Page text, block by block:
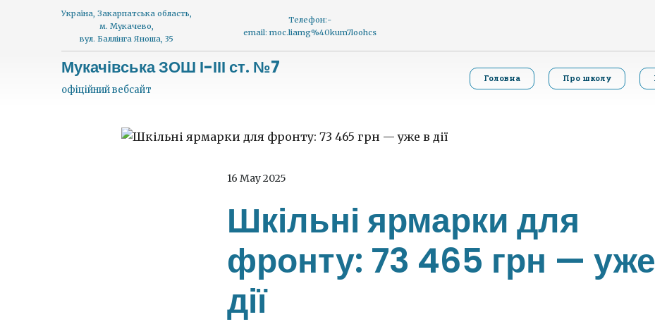
Україна, Закарпатська область,
м. Мукачево,
вул. Баллінга Яноша, 35
Телефон:-
email: moc.liamg%40kum7loohcs
Мукачівська ЗОШ І-ІІІ ст. №7
офіційний вебсайт
Головна Про школу
16 May 2025
Шкільні ярмарки для
фронту: 73 465 грн —
дії